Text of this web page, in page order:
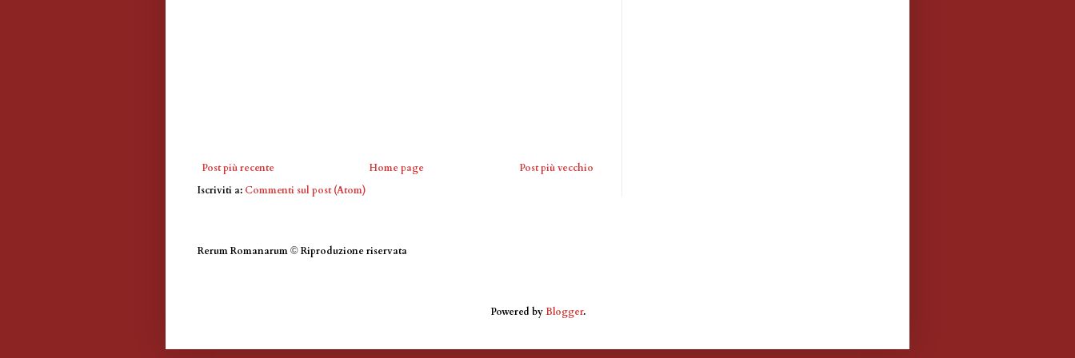
Post più recente Post più vecchio
Home page
Iscriviti a: Commenti sul post (Atom)
Rerum Romanarum © Riproduzione riservata
Powered byBlogger.